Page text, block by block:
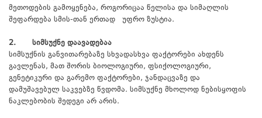
მეთოდების გამოყენება, როგორიცაა წელისა და სიმაღლის
შეფარდება სმის-თან ერთად უფრო ზუსტია.
2. სიმსუქნე დაავადებაა
სიმსუქნის განვითარებაზე სხვადასხვა ფაქტორები ახდენს
გავლენას, მათ შორის ბიოლოგიური, ფსიქოლოგიური,
გენეტიკური და გარემო ფაქტორები, ჯანდაცვაზე და
დამუშავებულ საკვებზე წვდომა. სიმსუქნე მხოლოდ ნებისყოფის
ნაკლებობის შედეგი არ არის.